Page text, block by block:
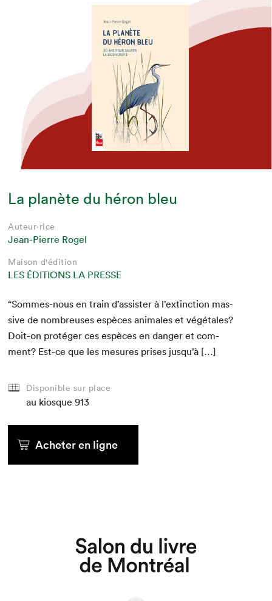
Que cherchez-vous?
La planète du héron bleu
Auteur·rice
Jean-Pierre Rogel
Maison d'édition
LES ÉDITIONS LA PRESSE
“Sommes-nous en train d’as­sis­ter à l’ex­tinc­tion mas­
sive de nom­breuses espèces ani­males et végé­tales?
Doit-on pro­téger ces espèces en dan­ger et com­
ment? Est-ce que les mesures pris­es jusqu’à […]
Disponible sur place
au kiosque 913
Acheter en ligne